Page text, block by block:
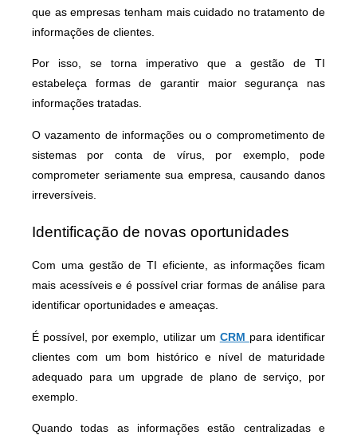
que as empresas tenham mais cuidado no tratamento de
informações de clientes.
Por isso, se torna imperativo que a gestão de TI
estabeleça formas de garantir maior segurança nas
informações tratadas.
O vazamento de informações ou o comprometimento de
sistemas por conta de vírus, por exemplo, pode
comprometer seriamente sua empresa, causando danos
irreversíveis.
Identificação de novas oportunidades
Com uma gestão de TI eficiente, as informações ficam
mais acessíveis e é possível criar formas de análise para
identificar oportunidades e ameaças.
É possível, por exemplo, utilizar um CRM para identificar
clientes com um bom histórico e nível de maturidade
adequado para um upgrade de plano de serviço, por
exemplo.
Quando todas as informações estão centralizadas e